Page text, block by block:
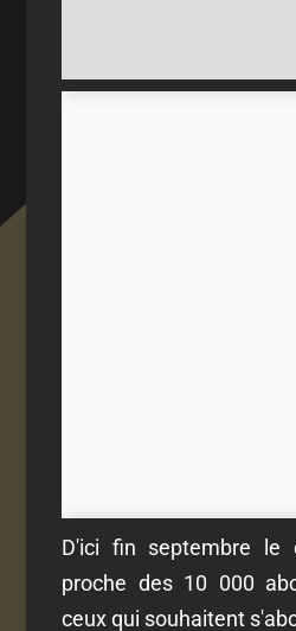
D'ici fin septembre le
proche des 10 000
ceux qui souhaitent